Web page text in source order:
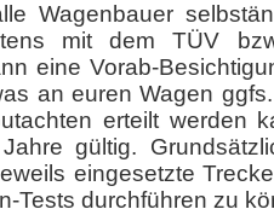
Wagenbauer
mit dem TÜV
eine Vorab-
an euren Wagen
erteilt werden
gültig.
eingesetzte
Tests durchführen zu